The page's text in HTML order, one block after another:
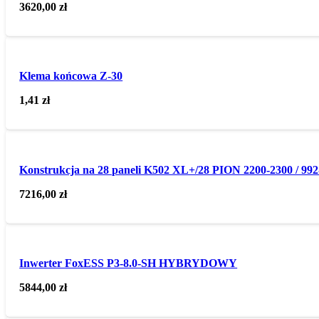
3620,00zł
Klema końcowa Z-30
1,41zł
Konstrukcja na 28 paneli K502 XL+/28 PION 2200-2300 /
7216,00zł
Inwerter FoxESS P3-8.0-SH HYBRYDOWY
5844,00zł